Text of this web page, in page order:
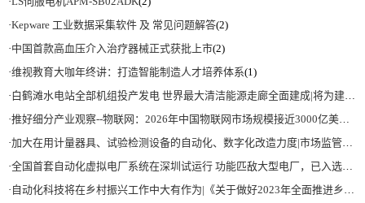
·Kepware 工业数据采集软件 及 常见问题解答(2)
·中国首款高血压介入治疗器械正式获批上市(2)
·维视教育大咖年终讲：打造智能制造人才培养体系(1)
·白鹤滩水电站全部机组投产发电 世界最大清洁能源走廊全面建成|将为建设新型能源体系、保障国家能源安全、实现“双碳”目标提供有力支撑
·推好细分产业观察--物联网：2026年中国物联网市场规模接近3000亿美元 智慧工厂、智慧城市、智慧电网等将占60%以上
·加大在用计量器具、试验检测设备的自动化、数字化改造力度|市场监管总局 工业和信息化部 关于促进企业计量能力提升的指导意见
·全国首套自动化虚拟电厂系统在深圳试运行 功能匹敌大型电厂，已入选国际典型案例
· 自动化科技将在乡村振兴工作中大有作为|《关于做好2023年全面推进乡村振兴重点工作的意见》发布